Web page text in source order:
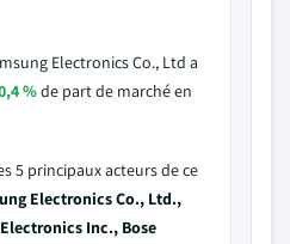
Electronics Co., Ltd a
%de part de marché en
5 principaux acteurs de ce
Electronics Co., Ltd.,
Inc., Bose